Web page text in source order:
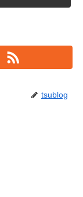
tsublog